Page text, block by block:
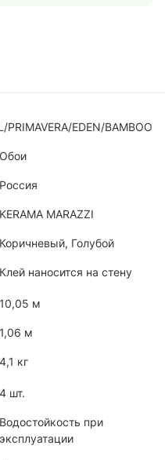
PRIMAVERA/EDEN/BAMBOO
Обои
Россия
KERAMA MARAZZI
Коричневый, Голубой
Клей наносится на стену
10,05 м
1,06 м
4,1 кг
4 шт.
Водостойкость при
эксплуатации